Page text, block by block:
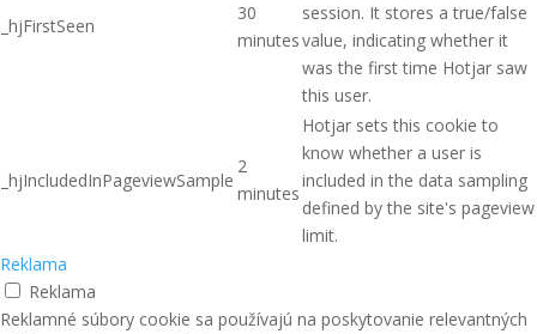
_hjFirstSeen
30
minutes
session. It stores a true/false
value, indicating whether it
was the first time Hotjar saw
this user.
_hjIncludedInPageviewSample
2
minutes
Hotjar sets this cookie to
know whether a user is
included in the data sampling
defined by the site's pageview
limit.
Reklama
Reklama
Reklamné súbory cookie sa používajú na poskytovanie relevantných